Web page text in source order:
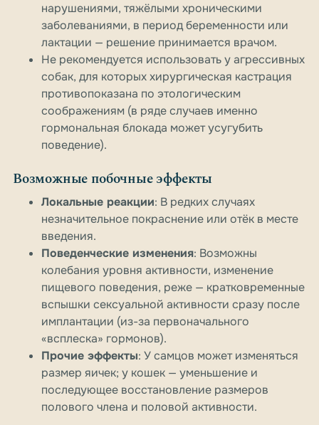
нарушениями, тяжёлыми хроническими
заболеваниями, в период беременности или
лактации — решение принимается врачом.
Не рекомендуется использовать у агрессивных
собак, для которых хирургическая кастрация
противопоказана по этологическим
соображениям (в ряде случаев именно
гормональная блокада может усугубить
поведение).
Возможные побочные эффекты
Локальные реакции: В редких случаях
незначительное покраснение или отёк в месте
введения.
Поведенческие изменения: Возможны
колебания уровня активности, изменение
пищевого поведения, реже — кратковременные
вспышки сексуальной активности сразу после
имплантации (из-за первоначального
«всплеска» гормонов).
Прочие эффекты: У самцов может изменяться
размер яичек; у кошек — уменьшение и
последующее восстановление размеров
полового члена и половой активности.